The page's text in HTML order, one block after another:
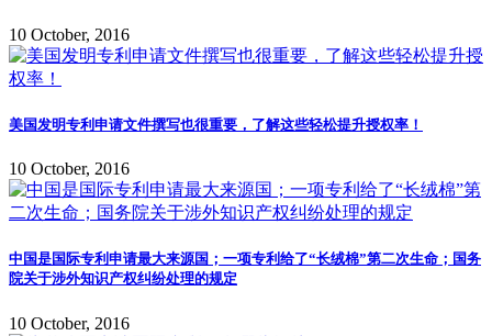
10 October, 2016
美国发明专利申请文件撰写也很重要，了解这些轻松提升授权率！
10 October, 2016
中国是国际专利申请最大来源国；一项专利给了“长绒棉”第二次生命；国务
院关于涉外知识产权纠纷处理的规定
10 October, 2016